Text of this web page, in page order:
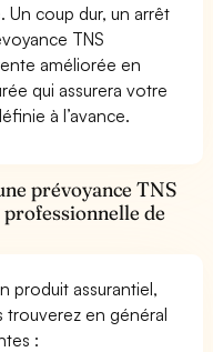
Un coup dur, un arrêt
TNS
améliorée en
qui assurera votre
à l’avance.
prévoyance TNS
de
produit assurantiel,
trouverez en général
: